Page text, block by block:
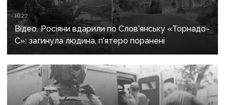
16:27
Відео. Росіяни вдарили по Слов’янську «Торнадо-
С»: загинула людина, п’ятеро поранені